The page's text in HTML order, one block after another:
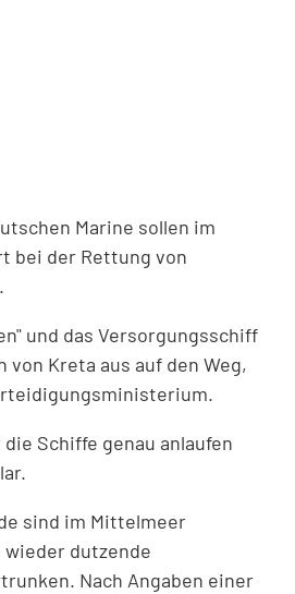
Marine sollen im
bei der Rettung von
und das Versorgungsschiff
von Kreta aus auf den Weg,
Schiffe genau anlaufen
sind im Mittelmeer
wieder dutzende
Nach Angaben einer